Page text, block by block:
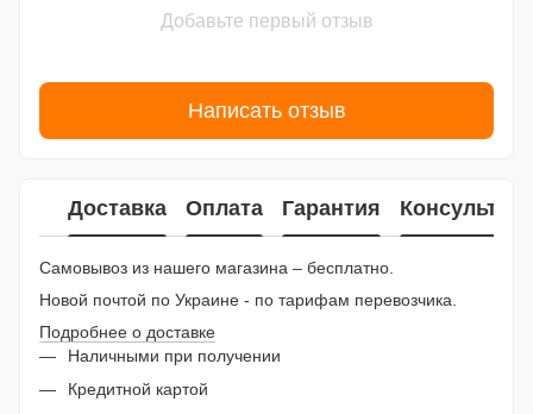
Добавьте первый отзыв
Написать отзыв
Доставка Оплата Гарантия
Самовывоз из нашего магазина – бесплатно.
Новой почтой по Украине - по тарифам перевозчика.
Подробнее о доставке
Наличными при получении
Кредитной картой